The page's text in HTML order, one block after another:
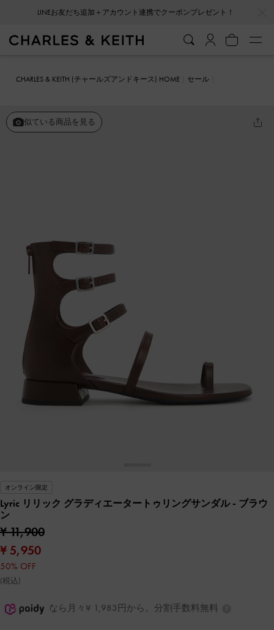
LINEお友だち追加＋アカウント連携でクーポンプレゼント！
CHARLES & KEITH (チャールズアンドキース) HOME
セール
似ている商品を見る
オンライン限定
Lyric リリック グラディエータートゥリングサンダル- ブラウ
ン
¥ 11,900
¥ 5,950
50% OFF
(税込)
なら月々¥ 1,983円から。分割手数料無料